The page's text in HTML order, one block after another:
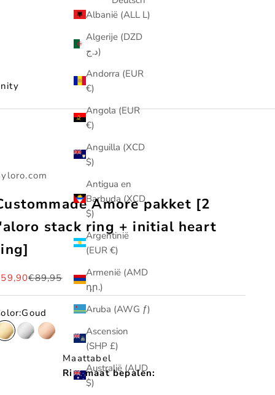
Albanië (ALL L)
Algerije (DZD
د.ج)
Andorra (EUR
€)
Angola (EUR
€)
Anguilla (XCD
$)
Antigua en
Barbuda (XCD
$)
Argentinië
(EUR €)
Armenië (AMD
դր.)
Aruba (AWG ƒ)
Ascension
(SHP £)
Australië (AUD
$)
Amore pakket [2
stack ring + initial heart
Normale prijs
€89,95
Goud
GoudZilverRosé
Maattabel
Ringmaat bepalen: